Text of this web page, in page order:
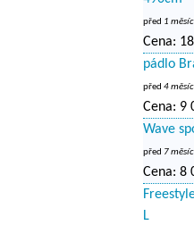
před 1
Cena:
pádlo
před 4
Cena: 9
Wave
před 7
Cena: 8
L